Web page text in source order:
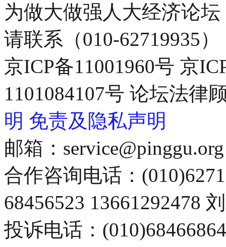
为做大做强人大经济论
请联系（010-62719935）
京ICP备11001960号 京
1101084107号 论坛法律
明 免责及隐私声明
邮箱：service@pinggu.org
合作咨询电话：
68456523 13661292478
投诉电话：